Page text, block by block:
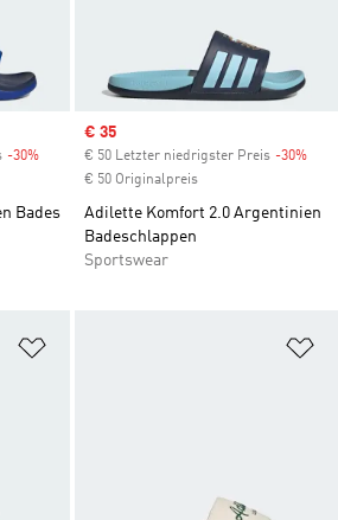
-30% Discount
Bades
Sale price
€ 35
€ 50 Letzter niedrigster Preis -30%
€ 50 Originalpreis
Adilette Komfort 2.0 Argentinien
Badeschlappen
Sportswear